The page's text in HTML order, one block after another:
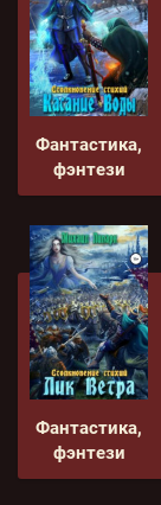
Фантастика,
фэнтези
Фантастика,
фэнтези